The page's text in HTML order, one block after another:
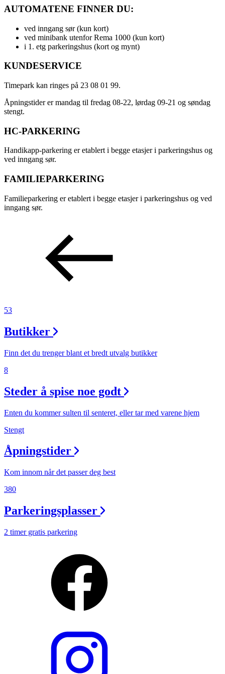
AUTOMATENE FINNER DU:
ved inngang sør (kun kort)
ved minibank utenfor Rema 1000 (kun kort)
i 1. etg parkeringshus (kort og mynt)
KUNDESERVICE
Timepark kan ringes på 23 08 01 99.
Åpningstider er mandag til fredag 08-22, lørdag 09-21 og søndag
stengt.
HC-PARKERING
Handikapp-parkering er etablert i begge etasjer i parkeringshus og
ved inngang sør.
FAMILIEPARKERING
Familieparkering er etablert i begge etasjer i parkeringshus og ved
inngang sør.
53
Butikker
Finn det du trenger blant et bredt utvalg butikker
8
Steder å spise noe godt
Enten du kommer sulten til senteret, eller tar med varene hjem
Stengt
Åpningstider
Kom innom når det passer deg best
380
Parkeringsplasser
2 timer gratis parkering